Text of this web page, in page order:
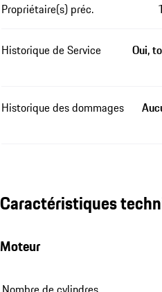
Propriétaire(s) préc.
Historique de Service
Oui,
Historique des dommages
Caractéristiques
Moteur